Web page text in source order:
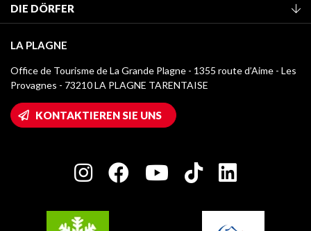
Klassifizierung von Möbeln
Kurtaxe
Mediathek
Logos La Plagne
Wifi-Zugang
Haus der Eigentümer
Charta der Engagierten Akteure
DIE DÖRFER
Montchavin - Les Coches
Champagny-en-Vanoise
Plagne 1800
Plagne Villages
LA PLAGNE
Office de Tourisme de La Grande Plagne - 1355 route d’Aime - Les
Provagnes - 73210 LA PLAGNE TARENTAISE
KONTAKTIEREN SIE UNS